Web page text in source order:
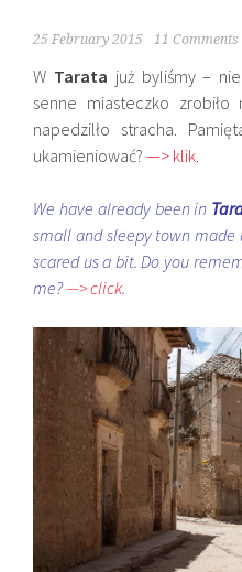
25 February 2015 11 Comments
W Tarata już byliśmy –
senne miasteczko
napedzilło stracha.
ukamieniować? —> klik
We have already been in
small and sleepy town made
scared us a bit. Do you
me?—> click.